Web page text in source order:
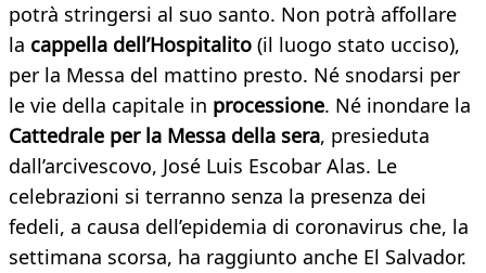
potrà stringersi al suo santo. Non potrà affollare
la cappella dell’Hospitalito (il luogo stato ucciso),
per la Messa del mattino presto. Né snodarsi per
le vie della capitale in processione. Né inondare la
Cattedrale per la Messa della sera, presieduta
dall’arcivescovo, José Luis Escobar Alas. Le
celebrazioni si terranno senza la presenza dei
fedeli, a causa dell’epidemia di coronavirus che, la
settimana scorsa, ha raggiunto anche El Salvador.